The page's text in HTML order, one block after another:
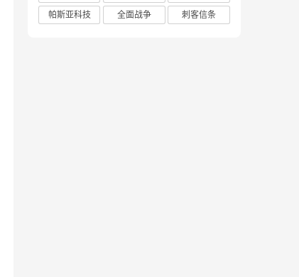
帕斯亚科技
全面战争 刺客信条